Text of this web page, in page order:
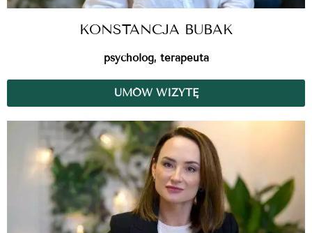
KONSTANCJA BUBAK
psycholog, terapeuta
UMÓW WIZYTĘ